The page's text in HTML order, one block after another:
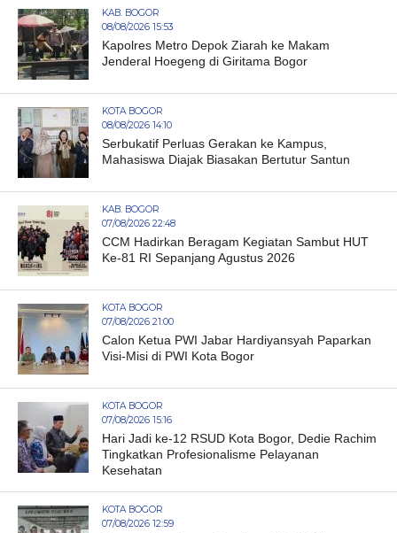
KAB. BOGOR
08/08/2026 15:53
Kapolres Metro Depok Ziarah ke Makam
Jenderal Hoegeng di Giritama Bogor
KOTA BOGOR
08/08/2026 14:10
Serbukatif Perluas Gerakan ke Kampus,
Mahasiswa Diajak Biasakan Bertutur Santun
KAB. BOGOR
07/08/2026 22:48
CCM Hadirkan Beragam Kegiatan Sambut HUT
Ke-81 RI Sepanjang Agustus 2026
KOTA BOGOR
07/08/2026 21:00
Calon Ketua PWI Jabar Hardiyansyah Paparkan
Visi-Misi di PWI Kota Bogor
KOTA BOGOR
07/08/2026 15:16
Hari Jadi ke-12 RSUD Kota Bogor, Dedie Rachim
Tingkatkan Profesionalisme Pelayanan
Kesehatan
KOTA BOGOR
07/08/2026 12:59